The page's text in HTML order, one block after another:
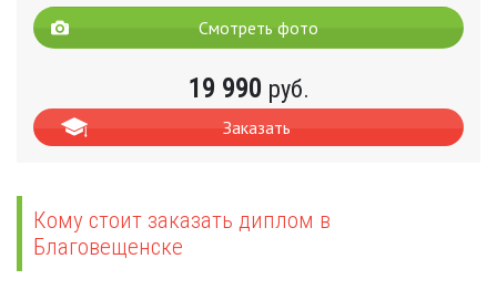
Смотреть фото
19 990 руб.
Заказать
Кому стоит заказать диплом в
Благовещенске